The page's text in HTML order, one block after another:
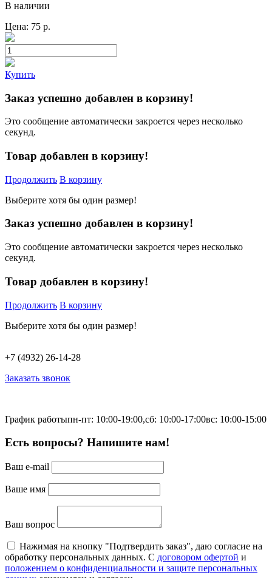
В наличии
Цена: 75 р.
Купить
Заказ успешно добавлен в корзину!
Это сообщение автоматически закроется через несколько
секунд.
Товар добавлен в корзину!
Продолжить В корзину
Выберите хотя бы один размер!
Заказ успешно добавлен в корзину!
Это сообщение автоматически закроется через несколько
секунд.
Товар добавлен в корзину!
Продолжить В корзину
Выберите хотя бы один размер!
+7 (4932) 26-14-28
Заказать звонок
График работыпн-пт: 10:00-19:00,сб: 10:00-17:00вс: 10:00-15:00
Есть вопросы? Напишите нам!
Ваш e-mail
Ваше имя
Ваш вопрос
Нажимая на кнопку "Подтвердить заказ", даю согласие на
обработку персональных данных. С договором офертой и
положением о конфиденциальности и защите персональных